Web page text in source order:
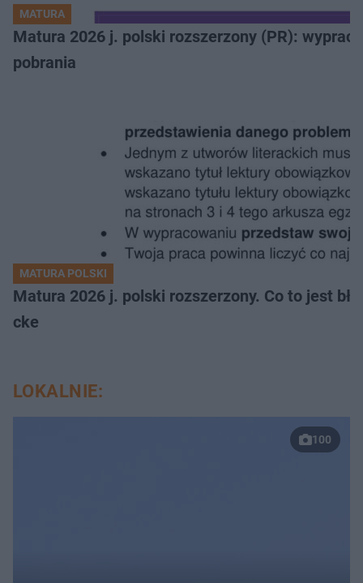
MATURA
Matura 2026 j. polski rozszerzony (PR):
pobrania
MATURA POLSKI
Matura 2026 j. polski rozszerzony. Co to jest
cke
LOKALNIE:
100